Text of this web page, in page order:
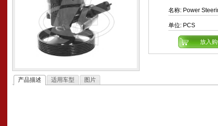
名称: Power
单位: PCS
产品描述 适用车型 图片